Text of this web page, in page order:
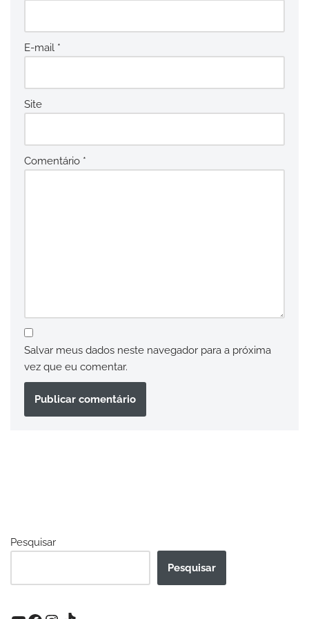
E-mail *
Site
Comentário *
Salvar meus dados neste navegador para a próxima
vez que eu comentar.
Pesquisar
Pesquisar